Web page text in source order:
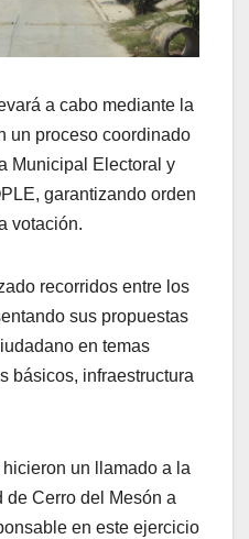
a cabo mediante la
un proceso coordinado
Municipal Electoral y
garantizando orden
votación.
recorridos entre los
sus propuestas
en temas
básicos, infraestructura
un llamado a la
de Cerro del Mesón a
en este ejercicio